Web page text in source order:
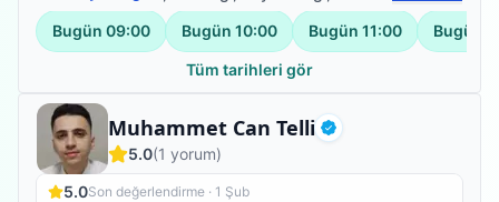
Bugün 09:00 Bugün 10:00 Bugün 11:00 Bugün
Tüm tarihleri gör
Muhammet Can Telli Doğrulanmış
Fizyoterapist
5.0(1 yorum)
5.0Son değerlendirme · 1 Şub